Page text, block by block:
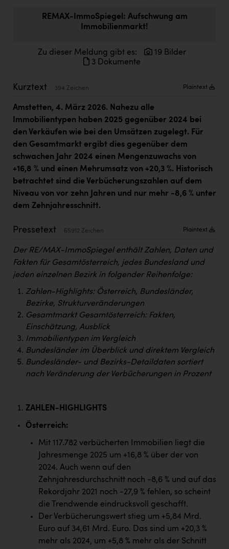
Fristads Austria
HIG Infomotion Group
IFE Austria GmbH
Immotech
INTERSPAR
INTERSPORT Austria
Jesolo
Karin Liedl
KEBA
KIWI Kinderwunsch Institut Dr. Loimer
KLIPP Frisör
Kleider Bauer
Kremsmüller Anlagenbau GmbH
Österreichischer Kachelofenverband
Orlen
Passage Linz
PÜSPÖK
RE/MAX Welcome
Resch&Frisch
REMAX-ImmoSpiegel: Aufschwung am
Immobilienmarkt!
Zu dieser Meldung gibt es:
19 Bilder
3 Dokumente
Kurztext 394 Zeichen Plaintext
Amstetten, 4. März 2026. Nahezu alle
Immobilientypen haben 2025 gegenüber 2024 bei
den Verkäufen wie bei den Umsätzen zugelegt. Für
den Gesamtmarkt ergibt dies gegenüber dem
schwachen Jahr 2024 einen Mengenzuwachs von
+16,8 % und einen Mehrumsatz von +20,3 %. Historisch
betrachtet sind die Verbücherungszahlen auf dem
Niveau von vor zehn Jahren und nur mehr -8,6 % unter
dem Zehnjahresschnitt.
Pressetext 65912 Zeichen Plaintext
Der RE/MAX-ImmoSpiegel enthält Zahlen, Daten und
Fakten für Gesamtösterreich, jedes Bundesland und
jeden einzelnen Bezirk in folgender Reihenfolge:
Zahlen-Highlights: Österreich, Bundesländer,
Bezirke, Strukturveränderungen
Gesamtmarkt Gesamtösterreich: Fakten,
Einschätzung, Ausblick
Immobilientypen im Vergleich
Bundesländer im Überblick und direktem Vergleich
Bundesländer- und Bezirks-Detaildaten sortiert
nach Veränderung der Verbücherungen in Prozent
ZAHLEN-HIGHLIGHTS
Österreich:
Mit 117.782 verbücherten Immobilien liegt die
Jahresmenge 2025 um +16,8 % über der von
2024. Auch wenn auf den
Zehnjahresdurchschnitt noch -8,6 % und auf das
Rekordjahr 2021 noch -27,9 % fehlen, so scheint
die Trendwende eindrucksvoll geschafft.
Der Verbücherungswert stieg um +5,84 Mrd.
Euro auf 34,61 Mrd. Euro. Das sind um +20,3 %
mehr als 2024, um +5,8 % mehr als der Schnitt